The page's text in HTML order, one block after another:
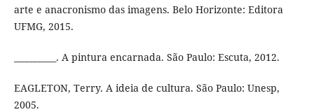
arte e anacronismo das imagens. Belo Horizonte: Editora
UFMG, 2015.
__________. A pintura encarnada. São Paulo: Escuta, 2012.
EAGLETON, Terry. A ideia de cultura. São Paulo: Unesp,
2005.